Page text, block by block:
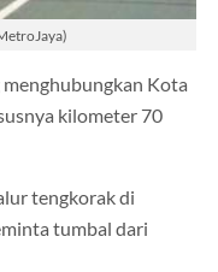
menghubungkan Kota
kilometer 70
tengkorak di
tumbal dari